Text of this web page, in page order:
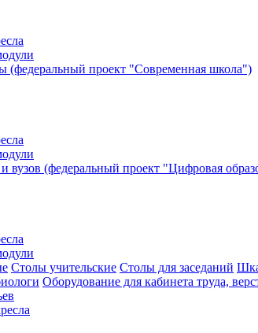
(федеральный проект "Современная школа")
вузов (федеральный проект "Цифровая
Столы учительские Столы для заседаний
Оборудование для кабинета труда,